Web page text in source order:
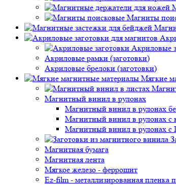
Магниты
Акриловые
Акриловые рамки (заготовки)
Акриловые брелоки (заготовки)
Мягкие
Магнитный винил в рулонах
Магнитный винил в рулонах
Магнитный винил в рулонах с
Магнитный винил в рулонах
Магнитная бумага
Магнитная лента
Мягкое железо - феррошит
Ez-film - металлизированная пленка